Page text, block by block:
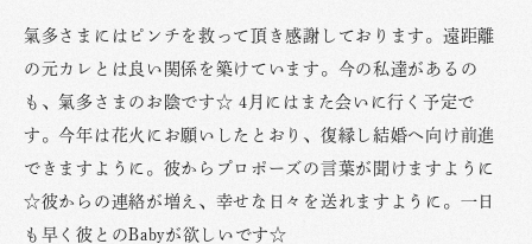
氣多さまにはピンチを救って頂き感謝しております。遠距離
の元カレとは良い関係を築けています。今の私達があるの
も、氣多さまのお陰です☆ 4月にはまた会いに行く予定で
す。今年は花火にお願いしたとおり、復縁し結婚へ向け前進
できますように。彼からプロポーズの言葉が聞けますように
☆彼からの連絡が増え、幸せな日々を送れますように。一日
も早く彼とのBabyが欲しいです☆